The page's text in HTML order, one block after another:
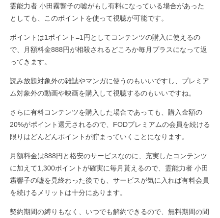
霊能力者 小田霧響子の嘘がもし有料になっている場合があった
としても、このポイントを使って視聴が可能です。
ポイントは1ポイント=1円としてコンテンツの購入に使えるの
で、月額料金888円が相殺されるどころか毎月プラスになって返
ってきます。
読み放題対象外の雑誌やマンガに使うのもいいですし、プレミア
ム対象外の動画や映画を購入して視聴するのもいいですね。
さらに有料コンテンツを購入した場合であっても、購入金額の
20%がポイント還元されるので、FODプレミアムの会員を続ける
限りはどんどんポイントが貯まっていくことになります。
月額料金は888円と格安のサービスなのに、充実したコンテンツ
に加えて1,300ポイントが確実に毎月貰えるので、霊能力者 小田
霧響子の嘘を見終わった後でも、サービスが気に入れば有料会員
を続けるメリットは十分にあります。
契約期間の縛りもなく、いつでも解約できるので、無料期間の間